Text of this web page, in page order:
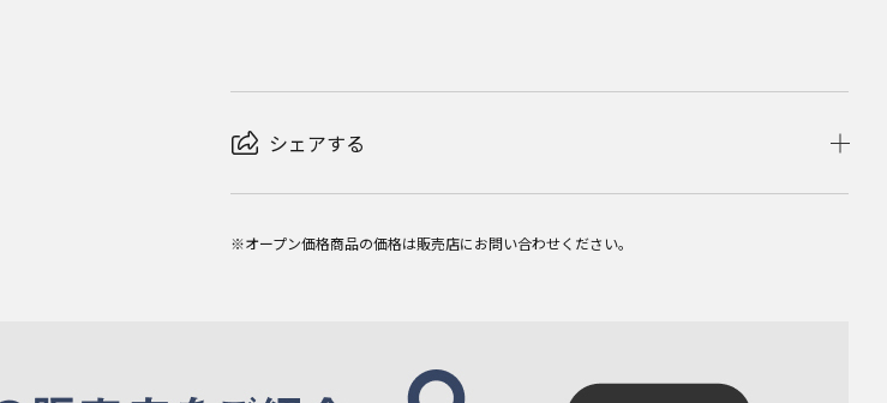
シェアする
※オープン価格商品の価格は販売店にお問い合わせください。